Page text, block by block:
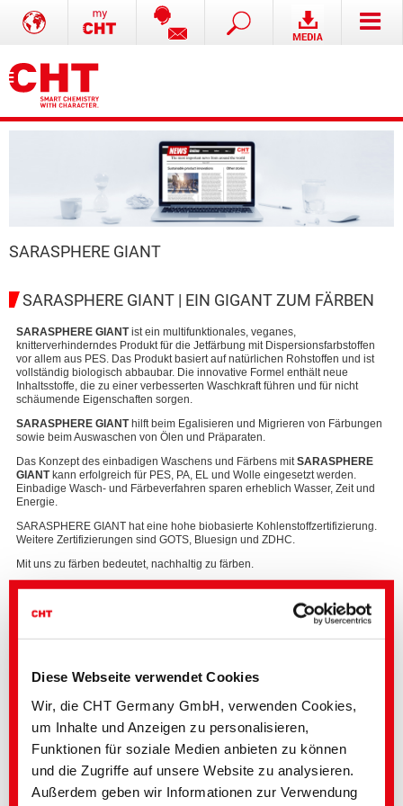
Diese Webseite verwendet Cookies
Wir, die CHT Germany GmbH, verwenden Cookies,
um Inhalte und Anzeigen zu personalisieren,
Funktionen für soziale Medien anbieten zu können
und die Zugriffe auf unsere Website zu analysieren.
Außerdem geben wir Informationen zur Verwendung
SARASPHERE GIANT
SARASPHERE GIANT | EIN GIGANT ZUM FÄRBEN
SARASPHERE GIANTist ein multifunktionales, veganes,
knitterverhinderndes Produkt für die Jetfärbung mit Dispersionsfarbstoffen
vor allem aus PES. Das Produkt basiert auf natürlichen Rohstoffen und ist
vollständig biologisch abbaubar. Die innovative Formel enthält neue
Inhaltsstoffe, die zu einer verbesserten Waschkraft führen und für nicht
schäumende Eigenschaften sorgen.
SARASPHERE GIANThilft beim Egalisieren und Migrieren von Färbungen
sowie beim Auswaschen von Ölen und Präparaten.
Das Konzept des einbadigen Waschens und Färbens mitSARASPHERE
GIANTkann erfolgreich für PES, PA, EL und Wolle eingesetzt werden.
Einbadige Wasch- und Färbeverfahren sparen erheblich Wasser, Zeit und
Energie.
SARASPHERE GIANT hat eine hohe biobasierte Kohlenstoffzertifizierung.
Weitere Zertifizierungen sind GOTS, Bluesign und ZDHC.
Mit uns zu färben bedeutet, nachhaltig zu färben.
SARASPHERE GIANT